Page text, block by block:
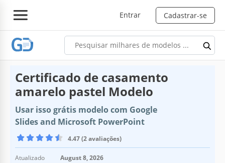
Entrar Cadastrar-se
Certificado de casamento
amarelo pastel Modelo
Usar isso grátis modelo com Google
Slides and Microsoft PowerPoint
4.47 (2 avaliações)
Atualizado
August 8, 2026